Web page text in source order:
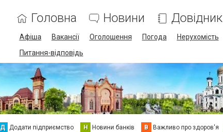
Головна Новини Довідник
Афіша Вакансії Оголошення Погода Нерухомість
Питання-відповідь
Д Додати підприємство Н Новини банків В Важливо про здоров'я